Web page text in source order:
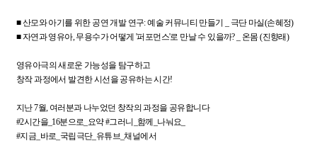
■ 산모와 아기를 위한 공연 개발 연구: 예술 커뮤니티 만들기 _ 극단 마실(손혜정)
■ 자연과 영유아, 무용수가 어떻게 '퍼포먼스'로 만날 수 있을까? _ 온몸 (진향래)
영유아극의 새로운 가능성을 탐구하고
창작 과정에서 발견한 시선을 공유하는 시간!
지난 7월, 여러분과 나누었던 창작의 과정을 공유합니다
#2시간을_16분으로_요약 #그러니_함께_나눠요_
#지금_바로_국립극단_유튜브_채널에서